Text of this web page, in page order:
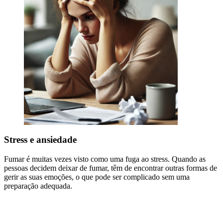
Stress e ansiedade
Fumar é muitas vezes visto como uma fuga ao stress. Quando as
pessoas decidem deixar de fumar, têm de encontrar outras formas de
gerir as suas emoções, o que pode ser complicado sem uma
preparação adequada.